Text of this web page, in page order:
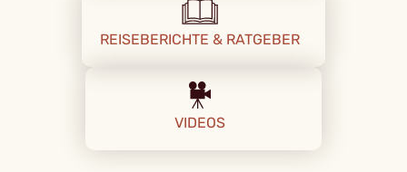
REISEBERICHTE & RATGEBER
VIDEOS